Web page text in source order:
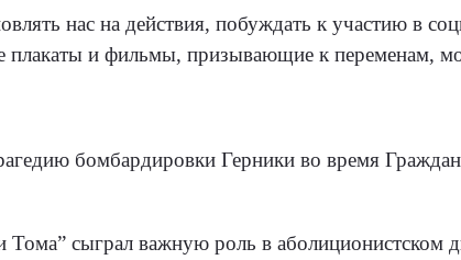
нас на действия, побуждать к участию в
и фильмы, призывающие к переменам,
бомбардировки Герники во время
сыграл важную роль в